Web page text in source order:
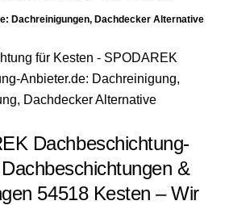
Dachreinigungen, Dachdecker Alternative
Dachbeschichtung-
&
54518 Kesten – Wir